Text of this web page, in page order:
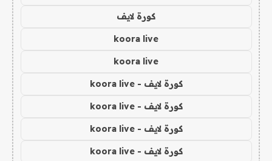
كورة لايف
koora live
koora live
كورة لايف - koora live
كورة لايف - koora live
كورة لايف - koora live
كورة لايف - koora live